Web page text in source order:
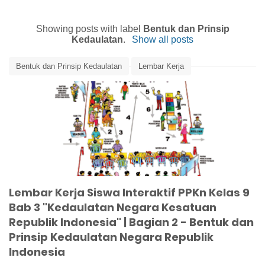
Showing posts with label
Bentuk dan Prinsip
Kedaulatan. Show all posts
Bentuk dan Prinsip Kedaulatan Lembar Kerja
Lembar Kerja PPKn Lembar Kerja Siswa
Lembar Kerja Siswa Interaktif Media Pembelajaran
PPKn Kelas 9 Bab 3
Lembar Kerja Siswa Interaktif PPKn Kelas 9
Bab 3 "Kedaulatan Negara Kesatuan
Republik Indonesia" | Bagian 2 - Bentuk dan
Prinsip Kedaulatan Negara Republik
Indonesia